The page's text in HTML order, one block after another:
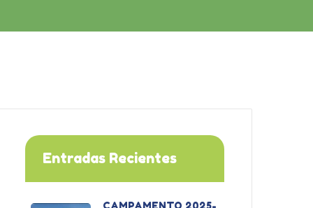
Entradas Recientes
CAMPAMENTO 2025-